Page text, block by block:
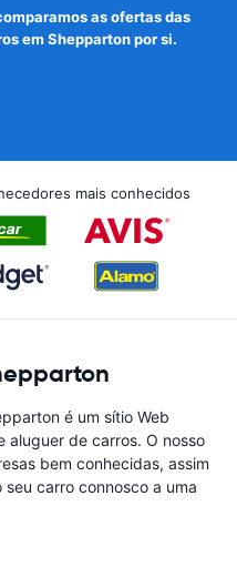
as ofertas das
em Shepparton por si.
mais conhecidos
é um sítio Web
aluguer de carros. O nosso
bem conhecidas, assim
carro connosco a uma